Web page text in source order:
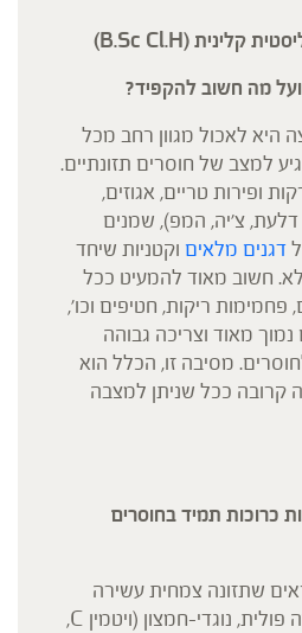
קלינית(B.Sc Cl.H)
מה חשוב להקפיד?
היא לאכול מגוון רחב מכל
למצב של חוסרים תזונתיים.
ופירות טריים, אגוזים,
דלעת, צ'יה, המפ), שמנים
דגנים מלאים וקטניות שיחד
חשוב מאוד להמעיט ככל
פחמימות ריקות, חטיפים וכו',
מאוד וצריכה גבוהה
מסיבה זו, הכלל הוא
קרובה ככל שניתן למצבה
כרוכות תמיד בחוסרים
שתזונה צמחית עשירה
במגנזיום, אשלגן, חומצה פולית, נוגדי-חמצון (ויטמין C,